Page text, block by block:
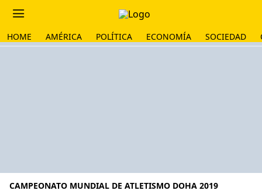
HOME AMÉRICA POLÍTICA ECONOMÍA SOCIEDAD
CAMPEONATO MUNDIAL DE ATLETISMO DOHA 2019